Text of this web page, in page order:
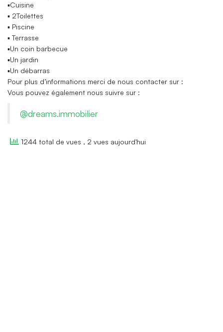
▪️Cuisine
▪️ 2Toilettes
▪️ Piscine
▪️ Terrasse
▪️Un coin barbecue
▪️Un jardin
▪️Un débarras
Pour plus d’informations merci de nous contacter sur :
Vous pouvez également nous suivre sur :
@dreams.immobilier
1244 total de vues , 2 vues aujourd'hui